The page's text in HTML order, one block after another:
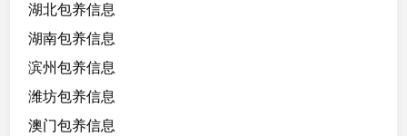
湖北包养信息
湖南包养信息
滨州包养信息
潍坊包养信息
澳门包养信息